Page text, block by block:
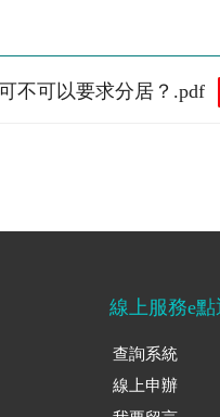
不可以要求分居？.pdf
線上服務e點
查詢系統
線上申辦